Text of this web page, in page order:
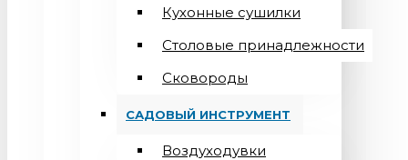
Кухонные сушилки
Столовые принадлежности
Сковороды
САДОВЫЙ ИНСТРУМЕНТ
Воздуходувки